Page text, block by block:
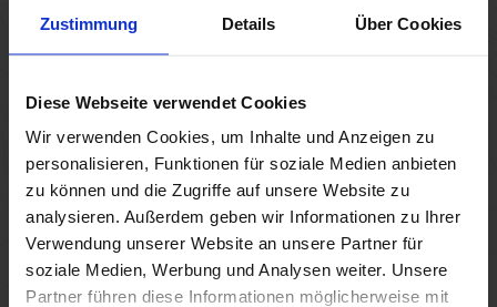
Zustimmung Details Über Cookies
Diese Webseite verwendet Cookies
Wir verwenden Cookies, um Inhalte und Anzeigen zu
personalisieren, Funktionen für soziale Medien anbieten
zu können und die Zugriffe auf unsere Website zu
analysieren. Außerdem geben wir Informationen zu Ihrer
Verwendung unserer Website an unsere Partner für
soziale Medien, Werbung und Analysen weiter. Unsere
Partner führen diese Informationen möglicherweise mit
Die angeforderte Ressource wurde nicht gefunden.